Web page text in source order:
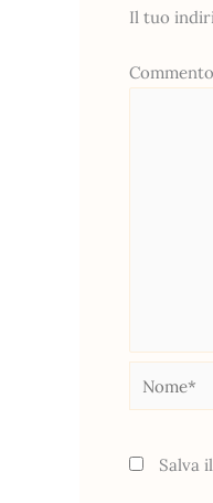
Il tuo
Commento
Nome*
Salva